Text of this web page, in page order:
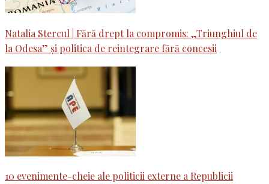
Natalia Stercul | Fără drept la compromis: „Triunghiul de
la Odesa” și politica de reintegrare fără concesii
10 evenimente-cheie ale politicii externe a Republicii